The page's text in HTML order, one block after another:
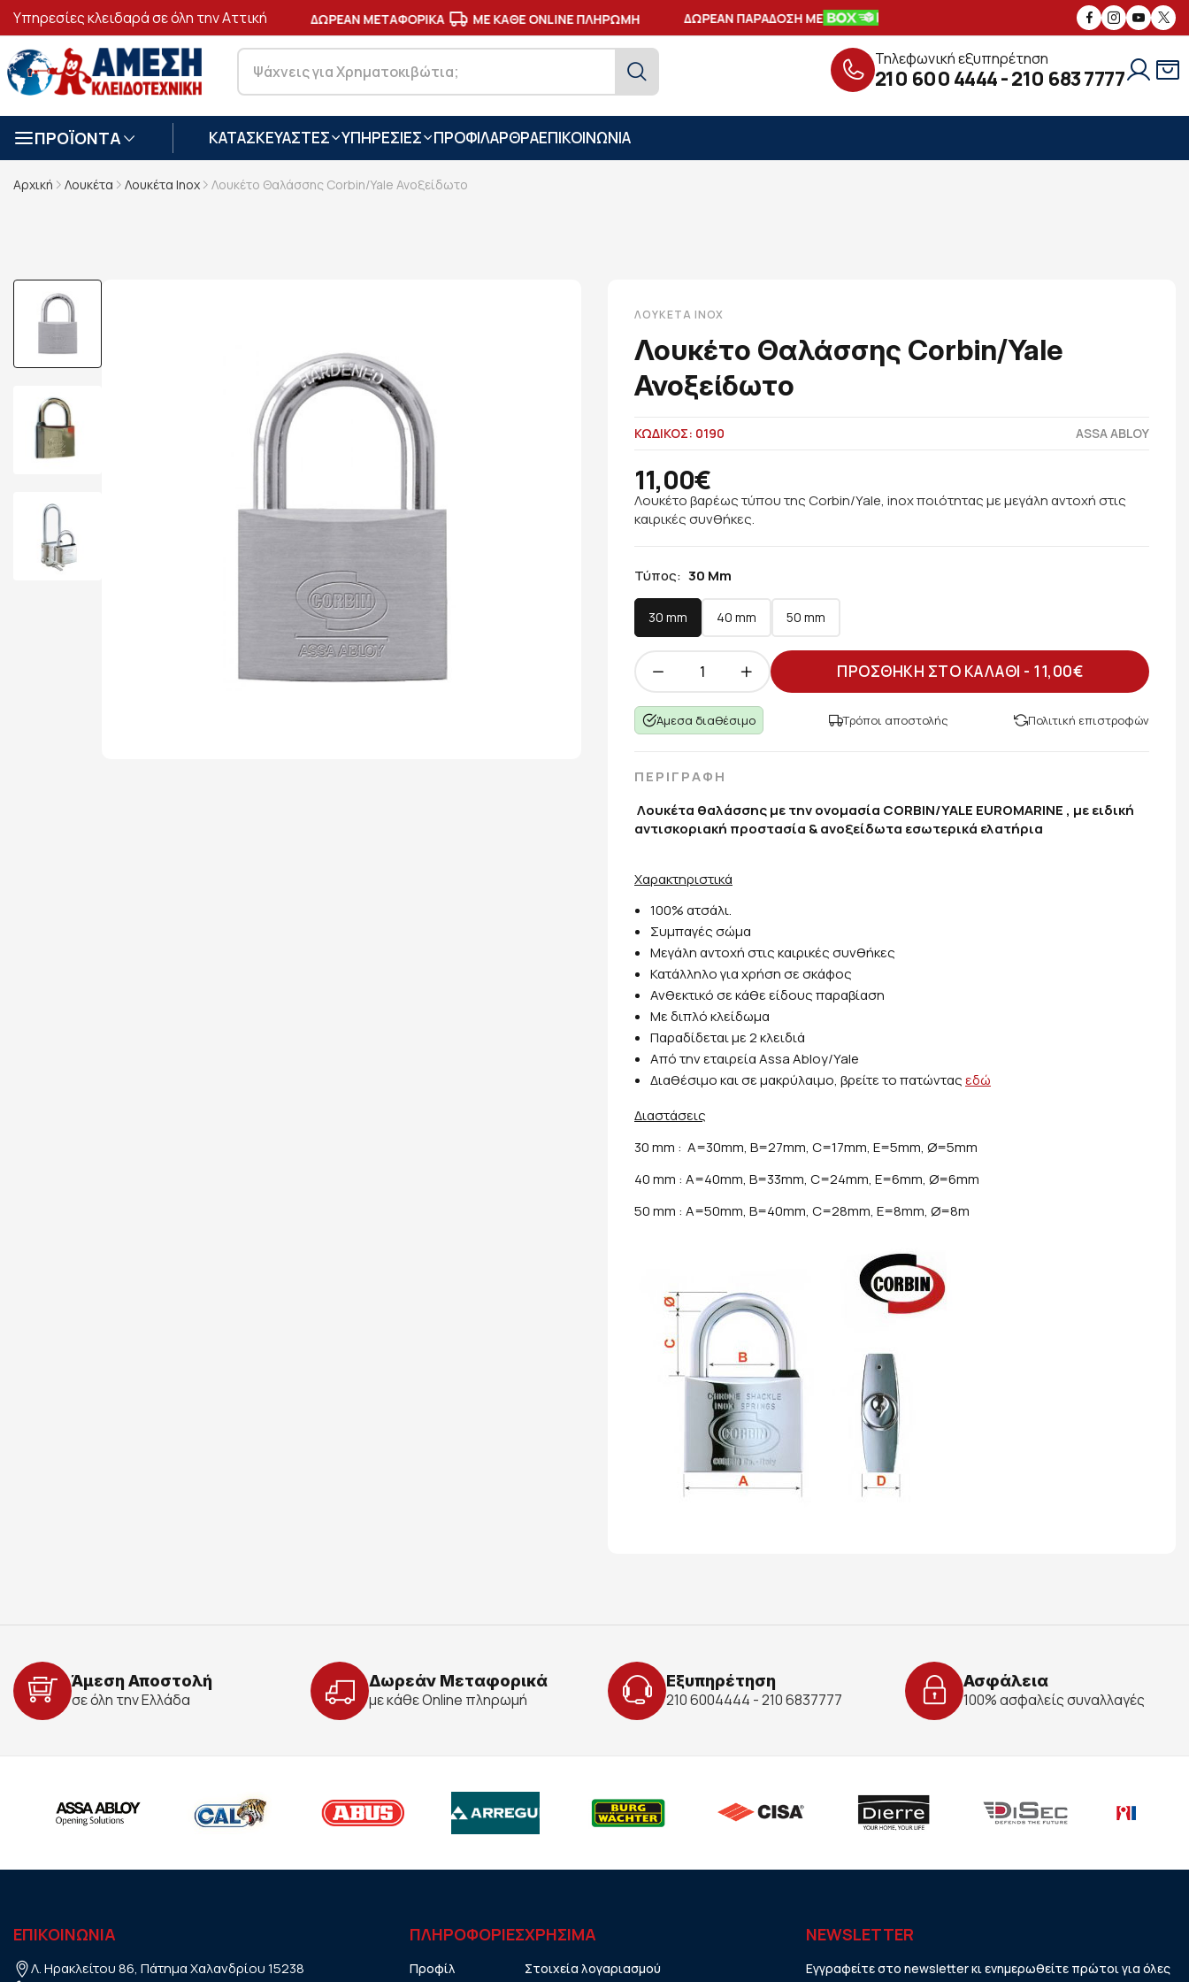
Υπηρεσίες κλειδαρά σε όλη την Αττική
ΑΣΦΑΛΕΙΣ ΣΥΝΑΛΛΑΓΕΣ ΔΩΡΕΑΝ ΜΕΤΑΦΟΡΙΚΑ ΜΕ ΚΑΘΕ ONLINE ΠΛΗΡΩΜΗ ΔΩΡΕΑΝ ΠΑΡΑΔΟΣΗ ΜΕ ΣΥΝΑΛΛΑΓΕΣ
Τηλεφωνική εξυπηρέτηση
210 600 4444-210 683 7777
ΠΡΟΪΟΝΤΑ ΚΑΤΑΣΚΕΥΑΣΤΕΣ ΥΠΗΡΕΣΙΕΣ ΠΡΟΦΙΛΑΡΘΡΑΕΠΙΚΟΙΝΩΝΙΑ
Αρχική Λουκέτα Λουκέτα Ιnox Λουκέτο Θαλάσσης Corbin/Yale Ανοξείδωτο
ΛΟΥΚΈΤΑ ΙNOX
Λουκέτο Θαλάσσης Corbin/Yale
Ανοξείδωτο
ΚΩΔΙΚΟΣ: 0190 ASSA ABLOY
11,00€
Λουκέτο βαρέως τύπου της Corbin/Yale, inox ποιότητας με μεγάλη αντοχή στις
καιρικές συνθήκες.
Τύπος: 30 Mm
30 mm 40 mm 50 mm
ΠΡΟΣΘΗΚΗ ΣΤΟ ΚΑΛΑΘΙ - 11,00€
Άμεσα διαθέσιμο Τρόποι αποστολής Πολιτική επιστροφών
ΠΕΡΙΓΡΑΦΗ
Λουκέτα θαλάσσης με την ονομασία CORBIN/YALE EUROMARINE , με ειδική
αντισκοριακή προστασία & ανοξείδωτα εσωτερικά ελατήρια
Χαρακτηριστικά
100% ατσάλι.
Συμπαγές σώμα
Μεγάλη αντοχή στις καιρικές συνθήκες
Κατάλληλο για χρήση σε σκάφος
Ανθεκτικό σε κάθε είδους παραβίαση
Με διπλό κλείδωμα
Παραδίδεται με 2 κλειδιά
Από την εταιρεία Assa Abloy/Yale
Διαθέσιμο και σε μακρύλαιμο, βρείτε το πατώνταςεδώ
Διαστάσεις
30 mm : A=30mm, B=27mm, C=17mm, E=5mm, Ø=5mm
40 mm : A=40mm, B=33mm, C=24mm, E=6mm, Ø=6mm
50 mm : A=50mm, B=40mm, C=28mm, E=8mm, Ø=8m
Άμεση Αποστολή
σε όλη την Ελλάδα
Δωρεάν Μεταφορικά
με κάθε Online πληρωμή
Εξυπηρέτηση
210 6004444 - 210 6837777
Ασφάλεια
100% ασφαλείς συναλλαγές
ΕΠΙΚΟΙΝΩΝΙΑ
Λ. Ηρακλείτου 86, Πάτημα Χαλανδρίου 15238
ΠΛΗΡΟΦΟΡΙΕΣ
Προφίλ
ΧΡHΣΙΜΑ
Στοιχεία λογαριασμού
NEWSLETTER
Εγγραφείτε στο newsletter κι ενημερωθείτε πρώτοι για όλες